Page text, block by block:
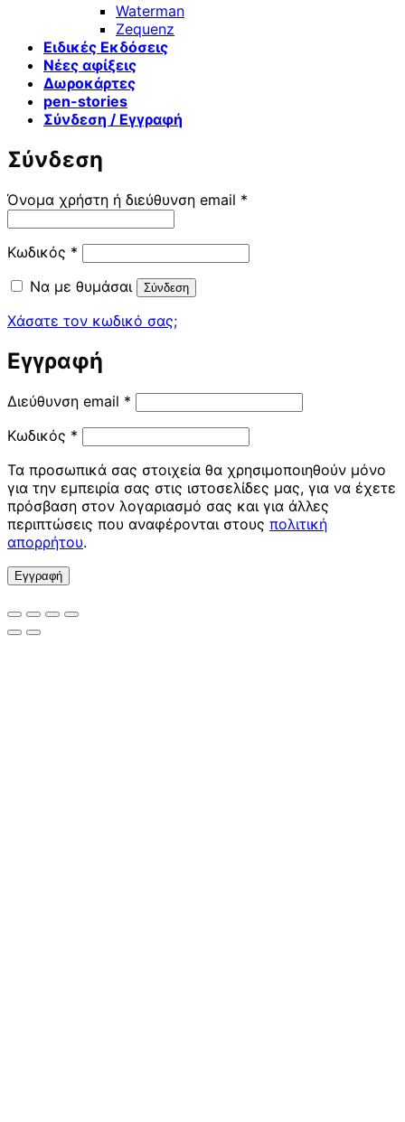
Waterman
Zequenz
Ειδικές Εκδόσεις
Νέες αφίξεις
Δωροκάρτες
pen-stories
Σύνδεση / Εγγραφή
Σύνδεση
Όνομα χρήστη ή διεύθυνση email *
Κωδικός * Απαιτείται
Να με θυμάσαι
Σύνδεση
Χάσατε τον κωδικό σας;
Εγγραφή
Διεύθυνση email * Απαιτείται
Κωδικός * Απαιτείται
Τα προσωπικά σας στοιχεία θα χρησιμοποιηθούν μόνο
για την εμπειρία σας στις ιστοσελίδες μας, για να έχετε
πρόσβαση στον λογαριασμό σας και για άλλες
περιπτώσεις που αναφέρονται στους πολιτική
απορρήτου.
Εγγραφή